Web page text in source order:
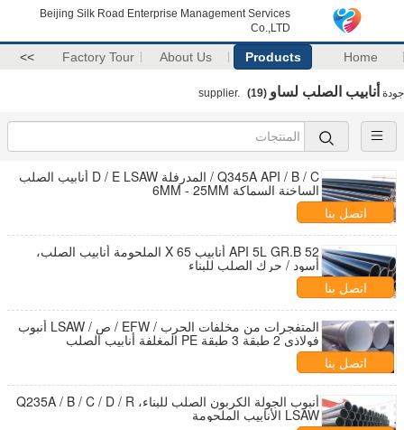
Beijing Silk Road Enterprise Management Services
Co.,LTD
Home
Products
About Us
Factory Tour
>>
جودة أنابيب الصلب لساو (19)
Q345A API / B / C / المدرفلة D / E LSAW أنابيب الصلب
الساخنة السماكة 6MM - 25MM
اتصل بنا
API 5L GR.B 52 أنابيب X 65 الملحومة أنابيب الصلب،
أسود / حرك الصلب للبناء
اتصل بنا
المتفجرات من مخلفات الحرب / EFW / ص / LSAW أنبوب
فولاذي 2 طبقة 3 طبقة PE المغلفة أنابيب الصلب
اتصل بنا
أنبوب الجولة الكربون الصلب للبناء، Q235A / B / C / D / R
LSAW الأنابيب الملحومة